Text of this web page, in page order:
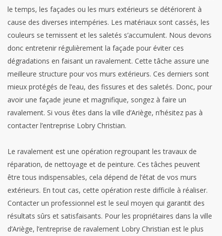
le temps, les façades ou les murs extérieurs se détériorent à
cause des diverses intempéries. Les matériaux sont cassés, les
couleurs se ternissent et les saletés s’accumulent. Nous devons
donc entretenir régulièrement la façade pour éviter ces
dégradations en faisant un ravalement. Cette tâche assure une
meilleure structure pour vos murs extérieurs. Ces derniers sont
mieux protégés de l’eau, des fissures et des saletés. Donc, pour
avoir une façade jeune et magnifique, songez à faire un
ravalement. Si vous êtes dans la ville d’Ariège, n’hésitez pas à
contacter l’entreprise Lobry Christian.
Le ravalement est une opération regroupant les travaux de
réparation, de nettoyage et de peinture. Ces tâches peuvent
être tous indispensables, cela dépend de l’état de vos murs
extérieurs. En tout cas, cette opération reste difficile à réaliser.
Contacter un professionnel est le seul moyen qui garantit des
résultats sûrs et satisfaisants. Pour les propriétaires dans la ville
d’Ariège, l’entreprise de ravalement Lobry Christian est le plus